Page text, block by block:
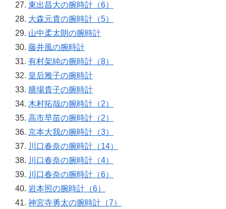
東出昌大の腕時計（6）
大森元貴の腕時計（5）
山中柔太朗の腕時計
藤井風の腕時計
有村架純の腕時計（8）
皇后雅子の腕時計
膳場貴子の腕時計
木村拓哉の腕時計（2）
高市早苗の腕時計（2）
京本大我の腕時計（3）
川口春奈の腕時計（14）
川口春奈の腕時計（4）
川口春奈の腕時計（6）
岩本照の腕時計（6）
神宮寺勇太の腕時計（7）